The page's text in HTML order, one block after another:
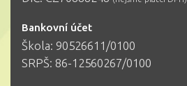
Bankovní účet
Škola: 90526611/0100
SRPŠ: 86-12560267/0100